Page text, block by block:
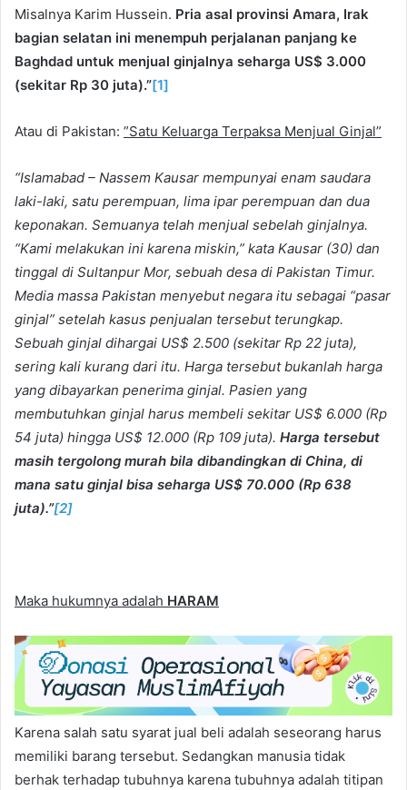
Misalnya Karim Hussein. Pria asal provinsi Amara, Irak
bagian selatan ini menempuh perjalanan panjang ke
Baghdad untuk menjual ginjalnya seharga US$ 3.000
(sekitar Rp 30 juta).”[1]
Atau di Pakistan: ”Satu Keluarga Terpaksa Menjual Ginjal”
“Islamabad – Nassem Kausar mempunyai enam saudara
laki-laki, satu perempuan, lima ipar perempuan dan dua
keponakan. Semuanya telah menjual sebelah ginjalnya.
“Kami melakukan ini karena miskin,” kata Kausar (30) dan
tinggal di Sultanpur Mor, sebuah desa di Pakistan Timur.
Media massa Pakistan menyebut negara itu sebagai “pasar
ginjal” setelah kasus penjualan tersebut terungkap.
Sebuah ginjal dihargai US$ 2.500 (sekitar Rp 22 juta),
sering kali kurang dari itu. Harga tersebut bukanlah harga
yang dibayarkan penerima ginjal. Pasien yang
membutuhkan ginjal harus membeli sekitar US$ 6.000 (Rp
54 juta) hingga US$ 12.000 (Rp 109 juta). Harga tersebut
masih tergolong murah bila dibandingkan di China, di
mana satu ginjal bisa seharga US$ 70.000 (Rp 638
juta).”[2]
Maka hukumnya adalah HARAM
Karena salah satu syarat jual beli adalah seseorang harus
memiliki barang tersebut. Sedangkan manusia tidak
berhak terhadap tubuhnya karena tubuhnya adalah titipan